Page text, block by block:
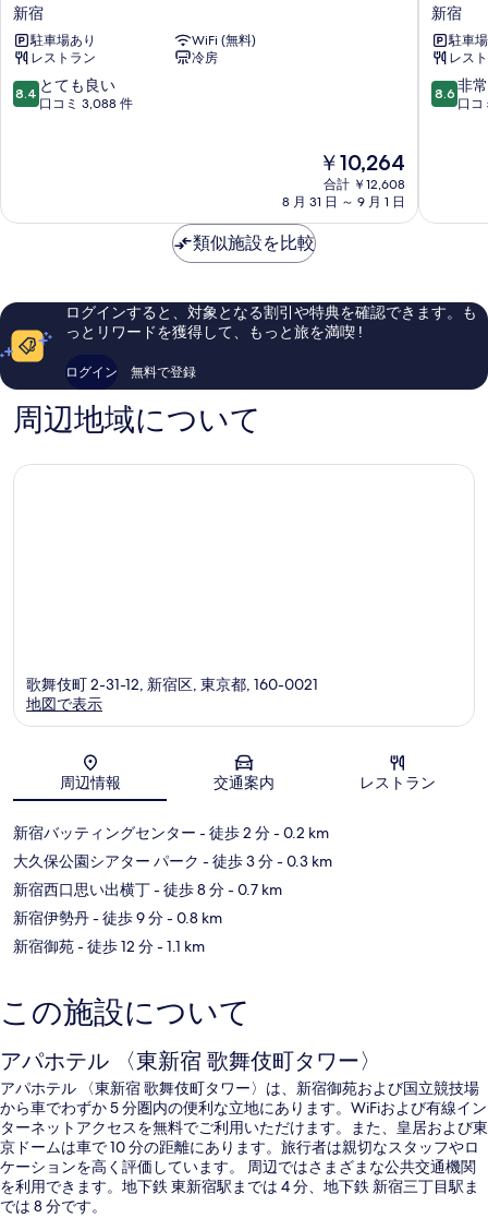
る
て
の
写
真
す
詳ホ
テ
ル
〈新
宿
ワ
新宿
駐車場あり
WiFi (無料)
レストラン
冷房
10
段
も
コ
3,088
件
口
コ
8.4 とても良い
口コミ 3,088 件
現
在
の
￥10,264
合計 ￥12,608
8 月 31 日 ～ 9 月 1 日
ホ
テ
ル
〈新
宿
央〉
新宿
駐車
レス
10
段
に
コ
ミ
8.6 非
口コ
類似施設を比較
ログインすると、対象となる割引や特典を確認できます。も
っとリワードを獲得して、もっと旅を満喫 !
ログイン 無料で登録
周辺地域について
地図
歌舞伎町 2-31-12, 新宿区, 東京都, 160-0021
地図で表示
周辺情報 交通案内 レストラン
新宿バッティングセンター - 徒歩 2 分- 0.2 km
大久保公園シアター パーク - 徒歩 3 分- 0.3 km
新宿西口思い出横丁- 徒歩 8 分- 0.7 km
新宿伊勢丹- 徒歩 9 分- 0.8 km
新宿御苑- 徒歩 12 分- 1.1 km
この施設について
アパホテル 〈東新宿 歌舞伎町タワー〉
アパホテル 〈東新宿 歌舞伎町タワー〉は、新宿御苑および国立競技場
から車でわずか 5 分圏内の便利な立地にあります。WiFiおよび有線イン
ターネットアクセスを無料でご利用いただけます。また、皇居および東
京ドームは車で 10 分の距離にあります。旅行者は親切なスタッフやロ
ケーションを高く評価しています。 周辺ではさまざまな公共交通機関
を利用できます。地下鉄 東新宿駅までは 4 分、地下鉄 新宿三丁目駅ま
では 8 分です。